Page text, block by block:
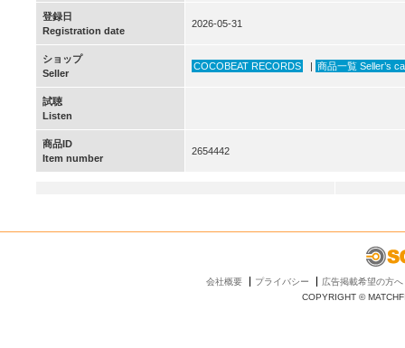
登録日
Registration date
2026-05-31
ショップ
Seller
COCOBEAT RECORDS | 商品一覧 Seller’s
試聴
Listen
商品ID
Item number
2654442
会社概要 プライバシー
広告掲載希望の方へ
COPYRIGHT ©